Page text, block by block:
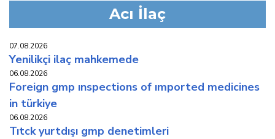
Acı İlaç
07.08.2026
yeni̇li̇kçi̇ i̇laç mahkemede
06.08.2026
foreign gmp inspections of imported medicines
in türkiye
06.08.2026
titck yurtdişi gmp deneti̇mleri̇